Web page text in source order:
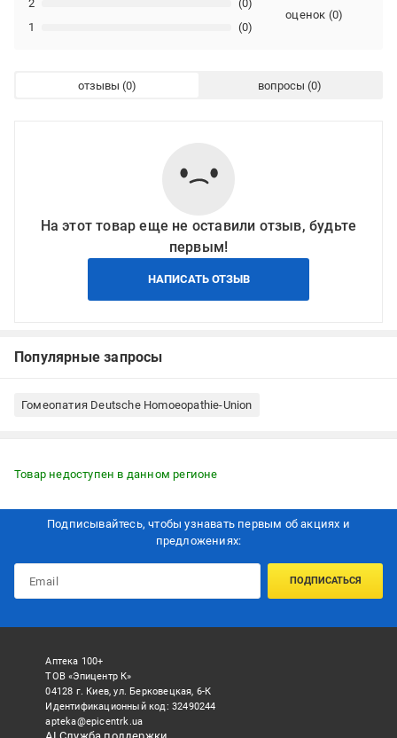
1 (0)
2 (0)
оценок (0)
отзывы вопросы
На этот товар еще не оставили отзыв, будьте
первым!
НАПИСАТЬ ОТЗЫВ
Популярные запросы
Гомеопатия Deutsche Homoeopathie-Union
Товар недоступен в данном регионе
Подписывайтесь, чтобы узнавать первым об акцияx и
предложениях:
ПОДПИСАТЬСЯ
Аптека 100+
ТОВ «Эпицентр К»
04128 г. Киев, ул. Берковецкая, 6-К
Идентификационный код: 32490244
apteka@epicentrk.ua